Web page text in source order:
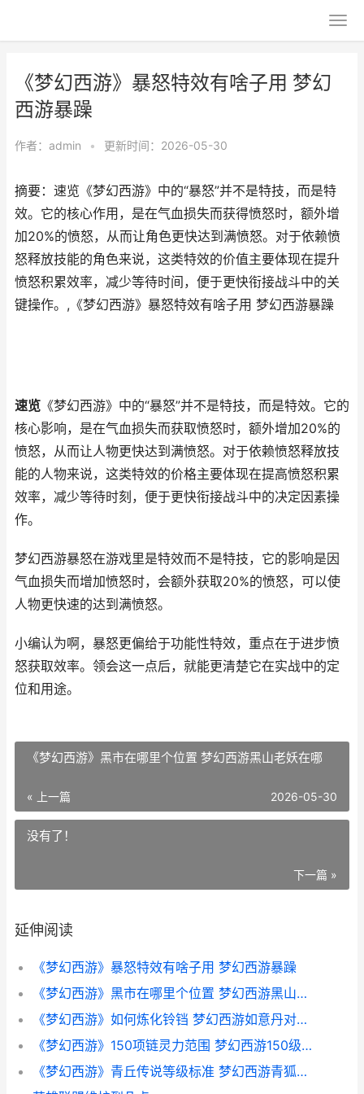
《梦幻西游》暴怒特效有啥子用 梦幻
西游暴躁
作者： admin • 更新时间：2026-05-30
摘要：速览《梦幻西游》中的“暴怒”并不是特技，而是特
效。它的核心作用，是在气血损失而获得愤怒时，额外增
加20%的愤怒，从而让角色更快达到满愤怒。对于依赖愤
怒释放技能的角色来说，这类特效的价值主要体现在提升
愤怒积累效率，减少等待时间，便于更快衔接战斗中的关
键操作。,《梦幻西游》暴怒特效有啥子用 梦幻西游暴躁
速览 《梦幻西游》中的“暴怒”并不是特技，而是特效。它的
核心影响，是在气血损失而获取愤怒时，额外增加20%的
愤怒，从而让人物更快达到满愤怒。对于依赖愤怒释放技
能的人物来说，这类特效的价格主要体现在提高愤怒积累
效率，减少等待时刻，便于更快衔接战斗中的决定因素操
作。
梦幻西游暴怒在游戏里是特效而不是特技，它的影响是因
气血损失而增加愤怒时，会额外获取20%的愤怒，可以使
人物更快速的达到满愤怒。
小编认为啊，暴怒更偏给于功能性特效，重点在于进步愤
怒获取效率。领会这一点后，就能更清楚它在实战中的定
位和用途。
《梦幻西游》黑市在哪里个位置 梦幻西游黑山老妖在哪
« 上一篇 2026-05-30
没有了！
下一篇 »
延伸阅读
《梦幻西游》暴怒特效有啥子用 梦幻西游暴躁
《梦幻西游》黑市在哪里个位置 梦幻西游黑山老妖在哪
《梦幻西游》如何炼化铃铛 梦幻西游如意丹对应属性
《梦幻西游》150项链灵力范围 梦幻西游150级升到155级经验
《梦幻西游》青丘传说等级标准 梦幻西游青狐号是什么意思